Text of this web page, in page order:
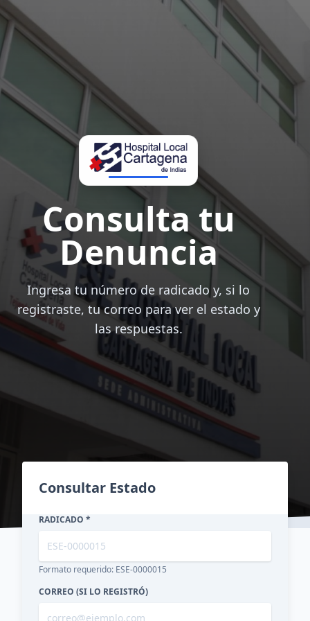
Consulta tu
Denuncia
Ingresa tu número de radicado y, si lo
registraste, tu correo para ver el estado y
las respuestas.
Consultar Estado
RADICADO *
Formato requerido: ESE-0000015
CORREO (SI LO REGISTRÓ)